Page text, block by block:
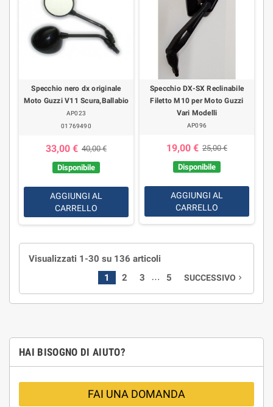
HAI BISOGNO DI AIUTO?
FAI UNA DOMANDA
Specchio nero dx originale
Moto Guzzi V11 Scura,Ballabio
AP023
01769490
33,00 € 40,00 €
Disponibile
AGGIUNGI AL
CARRELLO
Specchio DX-SX Reclinabile
Filetto M10 per Moto Guzzi
Vari Modelli
AP096
19,00 € 25,00 €
Disponibile
AGGIUNGI AL
CARRELLO
Visualizzati 1-30 su 136 articoli
1
2 3 … 5 SUCCESSIVO navigate_next